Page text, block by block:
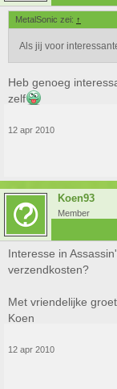
MetalSonic zei: ↑
Als jij voor
Heb genoeg
zelf
12 apr 2010
Koen93
Member
Interesse in
verzendkosten?
Met vriendelijke groet,
Koen
12 apr 2010